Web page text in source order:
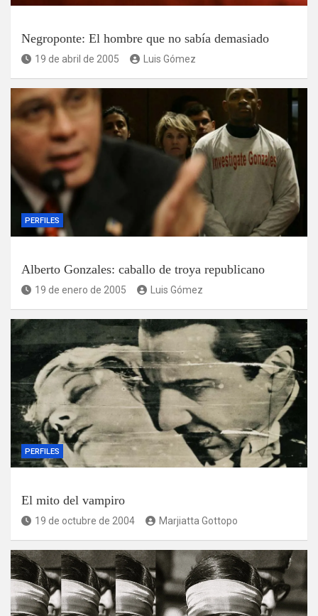
Negroponte: El hombre que no sabía demasiado
19 de abril de 2005 Luis Gómez
PERFILES
Alberto Gonzales: caballo de troya republicano
19 de enero de 2005 Luis Gómez
PERFILES
El mito del vampiro
19 de octubre de 2004 Marjiatta Gottopo